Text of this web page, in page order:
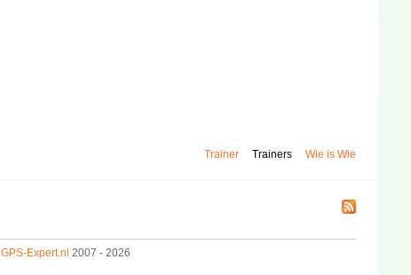
Trainer Trainers Wie is Wie
GPS-Expert.nl 2007 - 2026